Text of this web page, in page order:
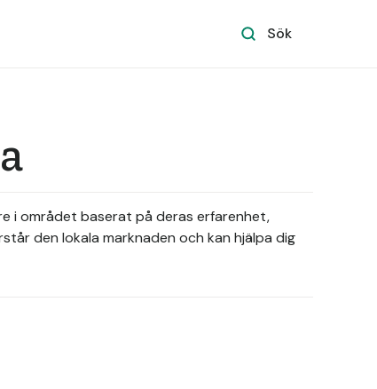
Sök
i området baserat på deras erfarenhet,
den lokala marknaden och kan hjälpa dig